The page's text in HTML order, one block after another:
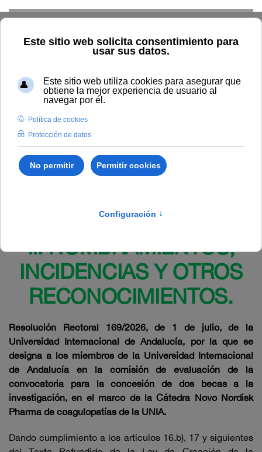
Inicio BOUNIA
Resolución Rectoral 169/2026, de 1 de
julio, de la Universidad Internacional de Andalucía, por la que se
Andalucía en la comisión de evaluación de la convocatoria para
la concesión de dos becas a la investigación, en el marco de la
Cátedra Novo Nordisk Pharma de coagulopatías de la UNIA.
II. NOMBRAMIENTOS,
INCIDENCIAS Y OTROS
RECONOCIMIENTOS.
Resolución Rectoral 169/2026, de 1 de julio, de la
Universidad Internacional de Andalucía, por la que se
designa a los miembros de la Universidad Internacional
de Andalucía en la comisión de evaluación de la
convocatoria para la concesión de dos becas a la
investigación, en el marco de la Cátedra Novo Nordisk
Pharma de coagulopatías de la UNIA.
Dando cumplimiento a los artículos 16.b), 17 y siguientes